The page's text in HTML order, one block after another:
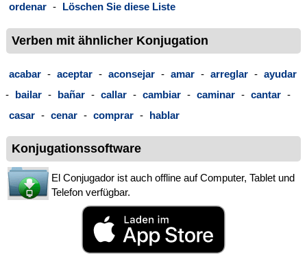
ordenar - Löschen Sie diese Liste
Verben mit ähnlicher Konjugation
acabar - aceptar - aconsejar - amar - arreglar - ayudar
- bailar - bañar - callar - cambiar - caminar - cantar -
casar - cenar - comprar - hablar
Konjugationssoftware
El Conjugador ist auch offline auf Computer, Tablet und
Telefon verfügbar.